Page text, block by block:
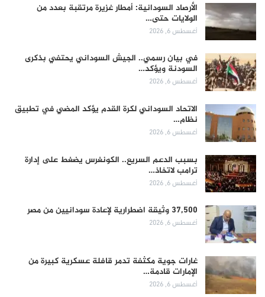
الأرصاد السودانية: أمطار غزيرة مرتقبة بعدد من
الولايات حتى…
أغسطس 6, 2026
في بيان رسمي.. الجيش السوداني يحتفي بذكرى
السودنة ويؤكد…
أغسطس 6, 2026
الاتحاد السوداني لكرة القدم يؤكد المضي في تطبيق
نظام…
أغسطس 6, 2026
بسبب الدعم السريع.. الكونغرس يضغط على إدارة
ترامب لاتخاذ…
أغسطس 6, 2026
37,500 وثيقة اضطرارية لإعادة سودانيين من مصر
أغسطس 6, 2026
غارات جوية مكثفة تدمر قافلة عسكرية كبيرة من
الإمارات قادمة…
أغسطس 6, 2026